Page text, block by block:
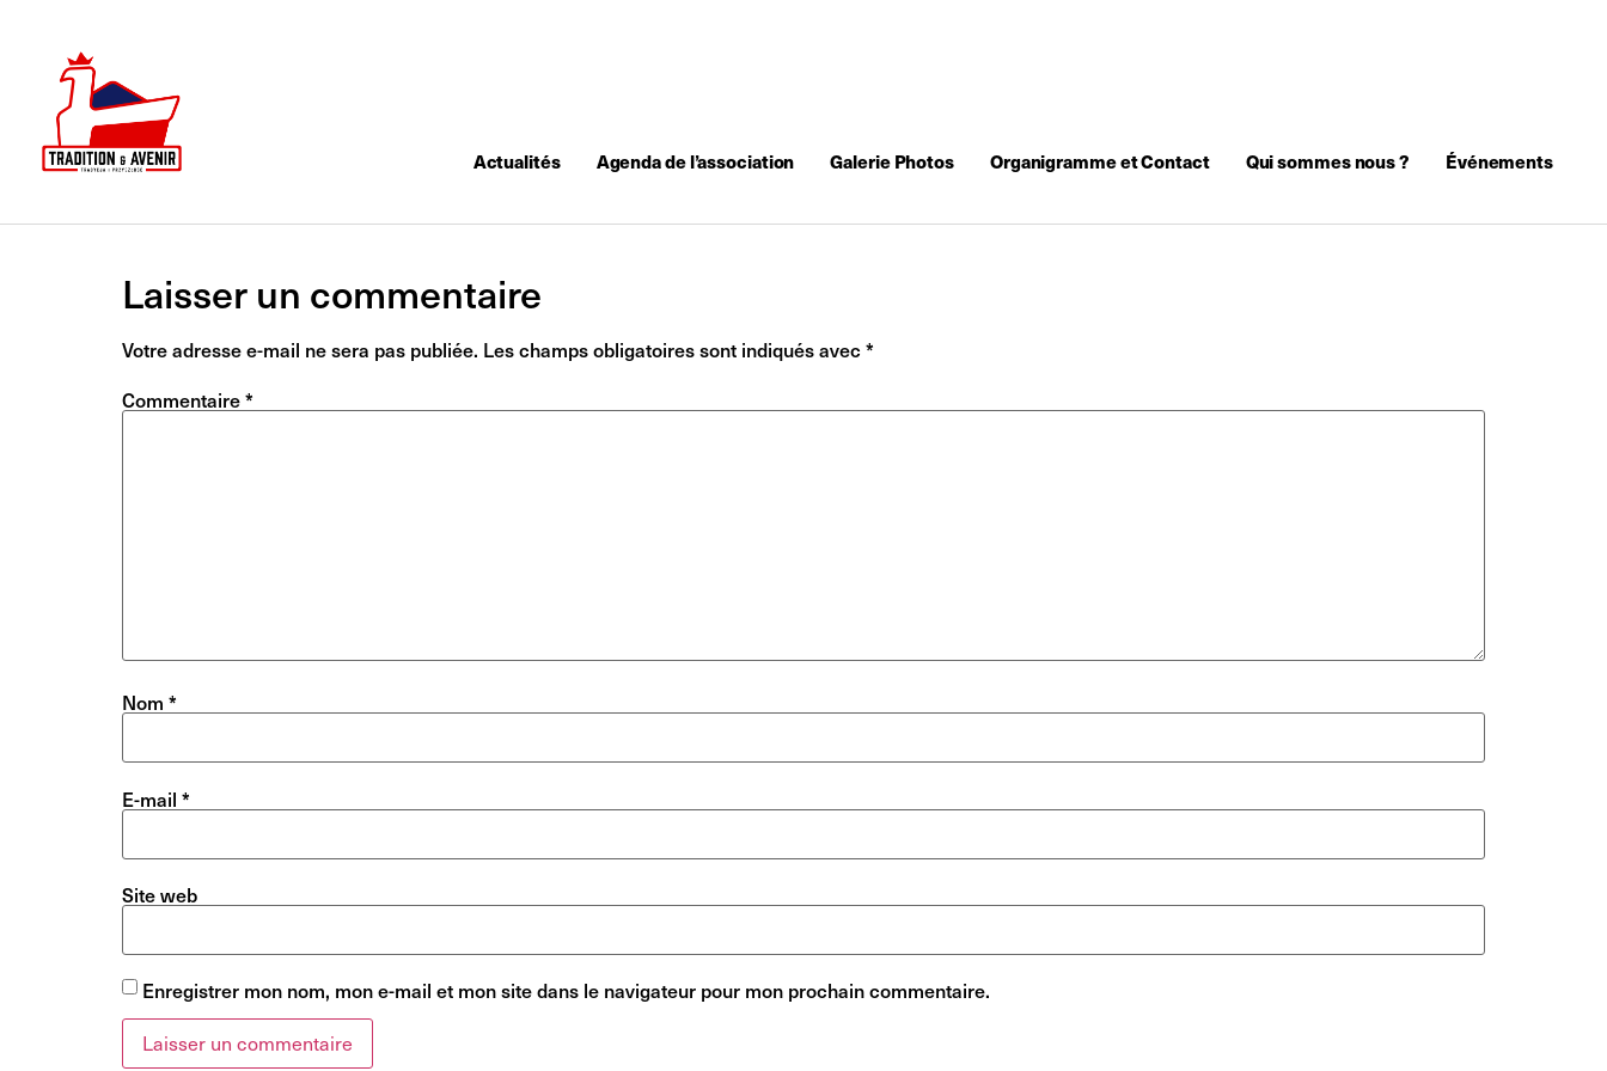
Actualités Agenda de l’association Galerie Photos Organigramme et Contact Qui sommes nous ? Événements
Laisser un commentaire
Votre adresse e-mail ne sera pas publiée. Les champs obligatoires sont indiqués avec *
Commentaire*
Nom *
E-mail *
Site web
Enregistrer mon nom, mon e-mail et mon site dans le navigateur pour mon prochain commentaire.